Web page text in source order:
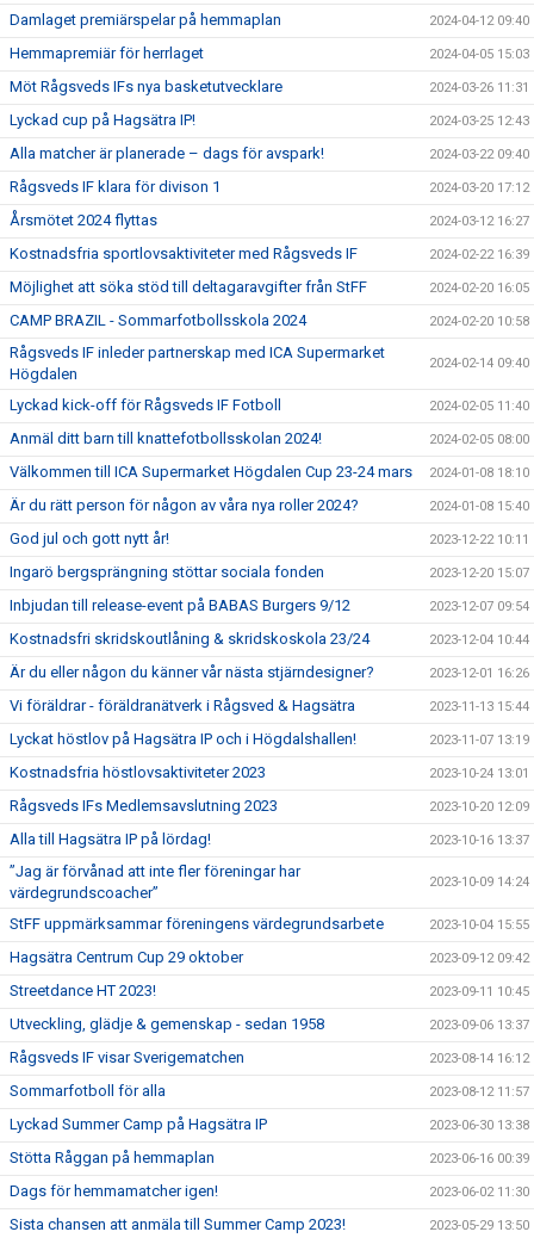
Damlaget premiärspelar på hemmaplan 2024-04-12 09:40
Hemmapremiär för herrlaget 2024-04-05 15:03
Möt Rågsveds IFs nya basketutvecklare 2024-03-26 11:31
Lyckad cup på Hagsätra IP! 2024-03-25 12:43
Alla matcher är planerade – dags för avspark! 2024-03-22 09:40
Rågsveds IF klara för divison 1 2024-03-20 17:12
Årsmötet 2024 flyttas 2024-03-12 16:27
Kostnadsfria sportlovsaktiviteter med Rågsveds IF 2024-02-22 16:39
Möjlighet att söka stöd till deltagaravgifter från StFF 2024-02-20 16:05
CAMP BRAZIL - Sommarfotbollsskola 2024 2024-02-20 10:58
Rågsveds IF inleder partnerskap med ICA Supermarket
Högdalen
2024-02-14 09:40
Lyckad kick-off för Rågsveds IF Fotboll 2024-02-05 11:40
Anmäl ditt barn till knattefotbollsskolan 2024! 2024-02-05 08:00
Välkommen till ICA Supermarket Högdalen Cup 23-24 mars 2024-01-08 18:10
Är du rätt person för någon av våra nya roller 2024? 2024-01-08 15:40
God jul och gott nytt år! 2023-12-22 10:11
Ingarö bergsprängning stöttar sociala fonden 2023-12-20 15:07
Inbjudan till release-event på BABAS Burgers 9/12 2023-12-07 09:54
Kostnadsfri skridskoutlåning & skridskoskola 23/24 2023-12-04 10:44
Är du eller någon du känner vår nästa stjärndesigner? 2023-12-01 16:26
Vi föräldrar - föräldranätverk i Rågsved & Hagsätra 2023-11-13 15:44
Lyckat höstlov på Hagsätra IP och i Högdalshallen! 2023-11-07 13:19
Kostnadsfria höstlovsaktiviteter 2023 2023-10-24 13:01
Rågsveds IFs Medlemsavslutning 2023 2023-10-20 12:09
Alla till Hagsätra IP på lördag! 2023-10-16 13:37
”Jag är förvånad att inte fler föreningar har
värdegrundscoacher”
2023-10-09 14:24
StFF uppmärksammar föreningens värdegrundsarbete 2023-10-04 15:55
Hagsätra Centrum Cup 29 oktober 2023-09-12 09:42
Streetdance HT 2023! 2023-09-11 10:45
Utveckling, glädje & gemenskap - sedan 1958 2023-09-06 13:37
Rågsveds IF visar Sverigematchen 2023-08-14 16:12
Sommarfotboll för alla 2023-08-12 11:57
Lyckad Summer Camp på Hagsätra IP 2023-06-30 13:38
Stötta Råggan på hemmaplan 2023-06-16 00:39
Dags för hemmamatcher igen! 2023-06-02 11:30
Sista chansen att anmäla till Summer Camp 2023! 2023-05-29 13:50